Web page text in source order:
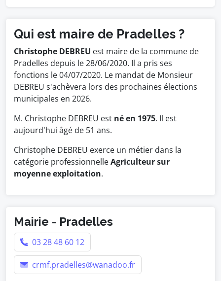
Qui est maire de Pradelles ?
Christophe DEBREU est maire de la commune de
Pradelles depuis le 28/06/2020. Il a pris ses
fonctions le 04/07/2020. Le mandat de Monsieur
DEBREU s'achèvera lors des prochaines élections
municipales en 2026.
M. Christophe DEBREU est né en 1975. Il est
aujourd'hui âgé de 51 ans.
Christophe DEBREU exerce un métier dans la
catégorie professionnelleAgriculteur sur
moyenne exploitation.
Mairie - Pradelles
03 28 48 60 12
crmf.pradelles@wanadoo.fr